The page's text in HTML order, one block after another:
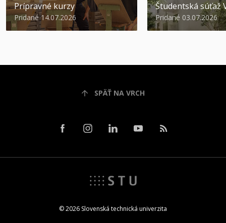
Prípravné kurzy
Pridané 14.07.2026
Študentská súťaž
Pridané 03.07.2026
SPÄŤ NA VRCH
© 2026 Slovenská technická univerzita